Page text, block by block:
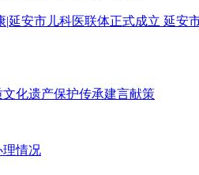
|延安市儿科医联体正式成立 延安
化遗产保护传承建言献策
理情况